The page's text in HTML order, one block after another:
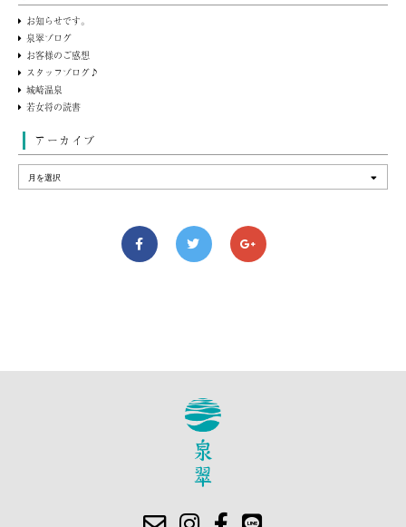
お知らせです。
泉翠ブログ
お客様のご感想
スタッフブログ♪
城崎温泉
若女将の読書
アーカイブ